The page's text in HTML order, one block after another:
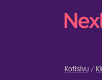
Kotisivu